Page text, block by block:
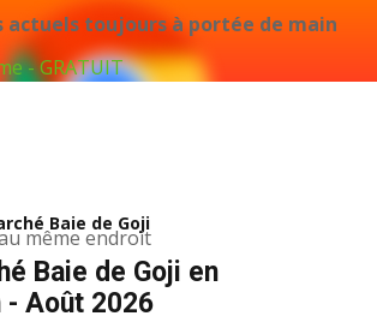
actuels toujours à portée de main
- GRATUIT
même endroit
Baie de Goji
Baie de Goji en
Août 2026